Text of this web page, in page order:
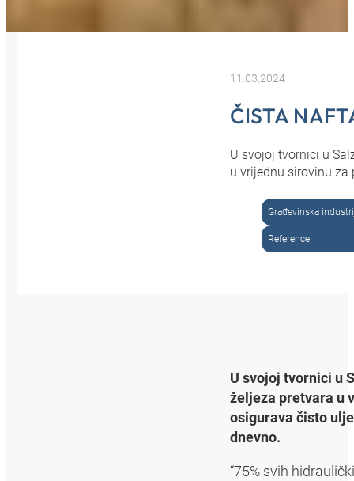
11.03.2024
ČISTA
U svojoj tvornici u
u vrijednu sirovinu za
Građevinska
Reference
U svojoj tvornici u
željeza pretvara u
osigurava čisto
dnevno.
“75% svih